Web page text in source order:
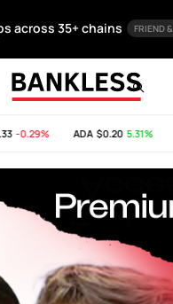
across 35+ chains FRIEND
-0.29% ADA$0.20 5.31%